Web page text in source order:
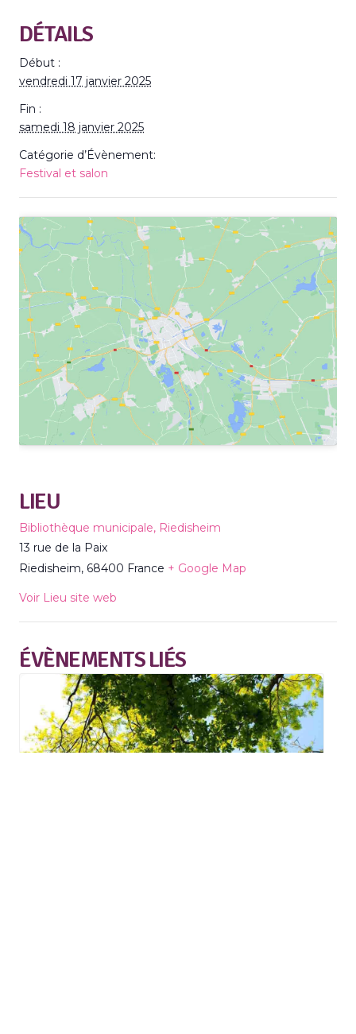
DÉTAILS
Début :
vendredi 17 janvier 2025
Fin :
samedi 18 janvier 2025
Catégorie d’Évènement:
Festival et salon
LIEU
Bibliothèque municipale, Riedisheim
13 rue de la Paix
Riedisheim, 68400 France + Google Map
Voir Lieu site web
ÉVÈNEMENTS LIÉS